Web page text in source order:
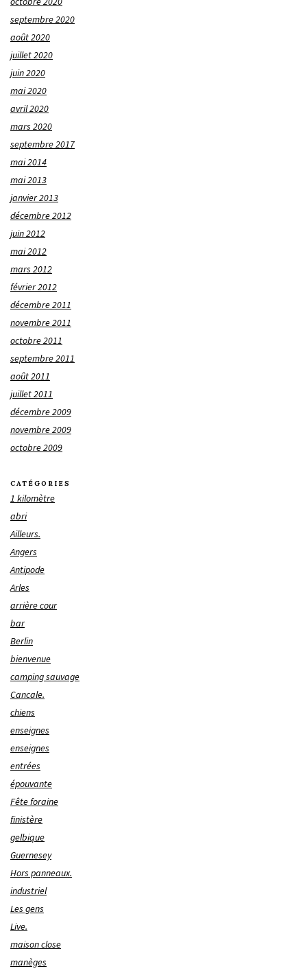
septembre 2020
août 2020
juillet 2020
juin 2020
mai 2020
avril 2020
mars 2020
septembre 2017
mai 2014
mai 2013
janvier 2013
décembre 2012
juin 2012
mai 2012
mars 2012
février 2012
décembre 2011
novembre 2011
octobre 2011
septembre 2011
août 2011
juillet 2011
décembre 2009
novembre 2009
octobre 2009
CATÉGORIES
1 kilomètre
abri
Ailleurs.
Angers
Antipode
Arles
arrière cour
bar
Berlin
bienvenue
camping sauvage
Cancale.
chiens
enseignes
enseignes
entrées
épouvante
Fête foraine
finistère
gelbique
Guernesey
Hors panneaux.
industriel
Les gens
Live.
maison close
manèges